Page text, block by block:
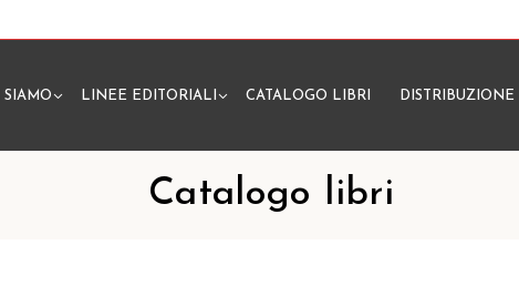
SIAMO LINEE EDITORIALI CATALOGO LIBRI DISTRIBUZIONE
Catalogo libri